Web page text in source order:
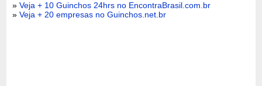
»Veja + 10 Guinchos 24hrs no EncontraBrasil.com.br
»Veja + 20 empresas no Guinchos.net.br